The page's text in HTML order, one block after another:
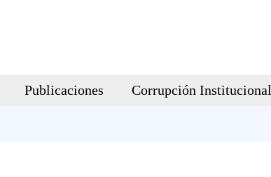
Publicaciones Corrupción Institucional